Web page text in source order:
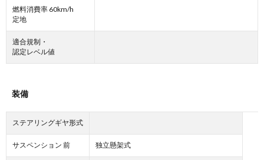
燃料消費率 60km/h
定地
適合規制・
認定レベル値
装備
ステアリングギヤ形式
サスペンション 前 独立懸架式